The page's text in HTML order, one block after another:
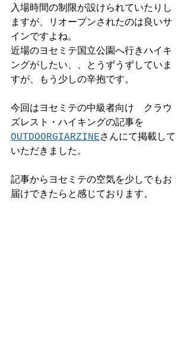
入場時間の制限が設けられていたりし
ますが、リオープンされたのは良いサ
インですよね。
近場のヨセミテ国立公園へ行きハイキ
ングがしたい、、とうずうずしていま
すが、もう少しの辛抱です。
今回はヨセミテの中級者向け　クラウ
ズレスト・ハイキングの記事を
OUTDOORGIARZINEさんにて掲載して
いただきました。
記事からヨセミテの空気を少しでもお
届けできたらと感じております。